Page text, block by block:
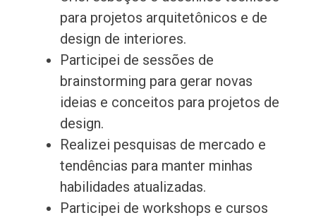
para projetos arquitetônicos e de
design de interiores.
Participei de sessões de
brainstorming para gerar novas
ideias e conceitos para projetos de
design.
Realizei pesquisas de mercado e
tendências para manter minhas
habilidades atualizadas.
Participei de workshops e cursos